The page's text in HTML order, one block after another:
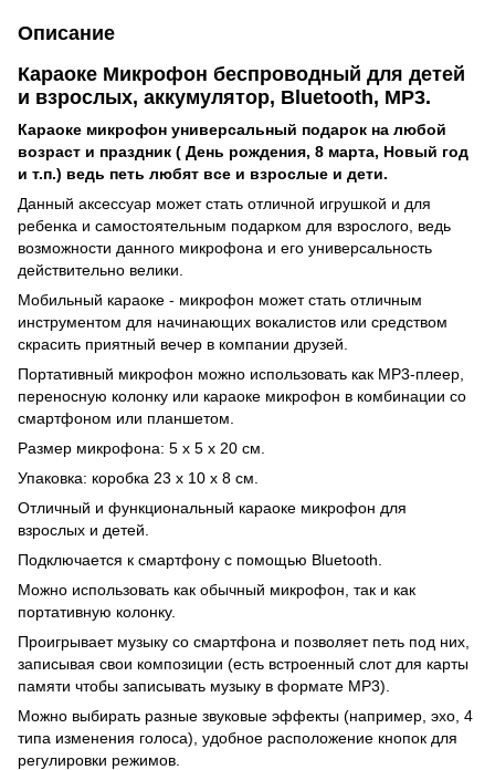
Описание
Караоке Микрофон беспроводный для детей
и взрослых, аккумулятор, Bluetooth, MP3.
Караоке микрофон универсальный подарок на любой
возраст и праздник ( День рождения, 8 марта, Новый год
и т.п.) ведь петь любят все и взрослые и дети.
Данный аксессуар может стать отличной игрушкой и для
ребенка и самостоятельным подарком для взрослого, ведь
возможности данного микрофона и его универсальность
действительно велики.
Мобильный караоке - микрофон может стать отличным
инструментом для начинающих вокалистов или средством
скрасить приятный вечер в компании друзей.
Портативный микрофон можно использовать как МР3-плеер,
переносную колонку или караоке микрофон в комбинации со
смартфоном или планшетом.
Размер микрофона: 5 x 5 x 20 см.
Упаковка: коробка 23 х 10 х 8 см.
Отличный и функциональный караоке микрофон для
взрослых и детей.
Подключается к смартфону с помощью Bluetooth.
Можно использовать как обычный микрофон, так и как
портативную колонку.
Проигрывает музыку со смартфона и позволяет петь под них,
записывая свои композиции (есть встроенный слот для карты
памяти чтобы записывать музыку в формате MP3).
Можно выбирать разные звуковые эффекты (например, эхо, 4
типа изменения голоса), удобное расположение кнопок для
регулировки режимов.